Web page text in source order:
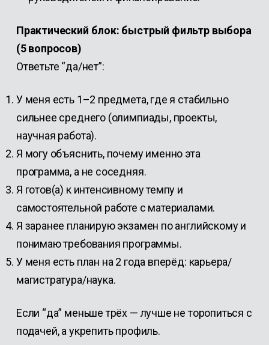
Практический блок: быстрый фильтр выбора
(5 вопросов)
Ответьте “да/нет”:
У меня есть 1–2 предмета, где я стабильно
сильнее среднего (олимпиады, проекты,
научная работа).
Я могу объяснить, почему именно эта
программа, а не соседняя.
Я готов(а) к интенсивному темпу и
самостоятельной работе с материалами.
Я заранее планирую экзамен по английскому и
понимаю требования программы.
У меня есть план на 2 года вперёд: карьера/
магистратура/наука.
Если “да” меньше трёх — лучше не торопиться с
подачей, а укрепить профиль.